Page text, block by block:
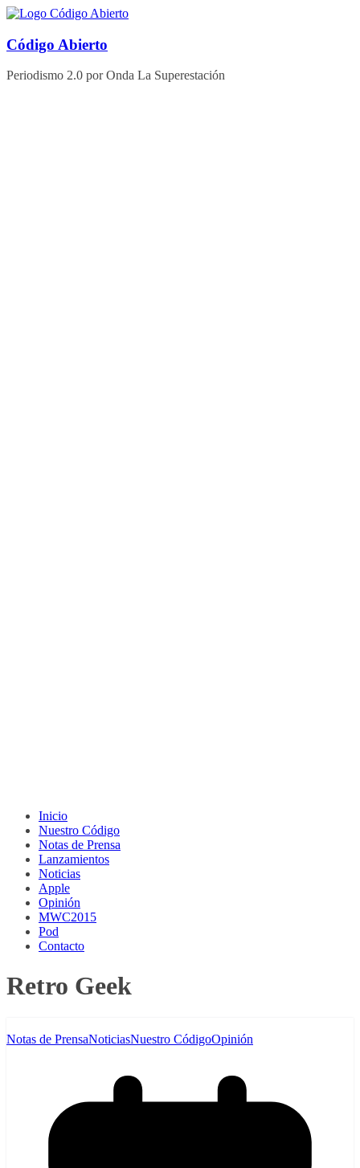
Saltar
contenido
Código Abierto
Periodismo 2.0 por Onda La Superestación
Inicio
Nuestro Código
Notas de Prensa
Lanzamientos
Noticias
Apple
Opinión
MWC2015
Pod
Contacto
Retro Geek
Notas de PrensaNoticiasNuestro CódigoOpinión